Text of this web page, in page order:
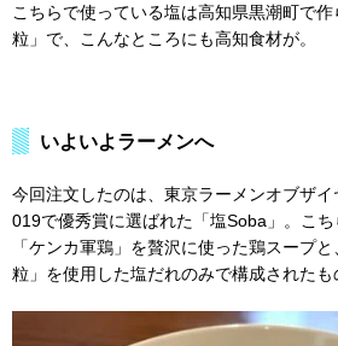
こちらで使っている塩は高知県黒潮町で
粒」で、こんなところにも高知食材が。
いよいよラーメンへ
今回注文したのは、東京ラーメンオブザ
019で優秀賞に選ばれた「塩Soba」。こ
「ケンカ軍鶏」を贅沢に使った鶏スープ
粒」を使用した塩だれのみで構成されたも